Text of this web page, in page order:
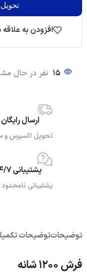
تحویل
افزودن به
15 نفر در حال
ارسال رایگان
تحویل اکسپرس و
پشتیبانی 24/7
پشتیبانی نامحدود
توضیحاتتوضیحات
فرش 1200 شانه